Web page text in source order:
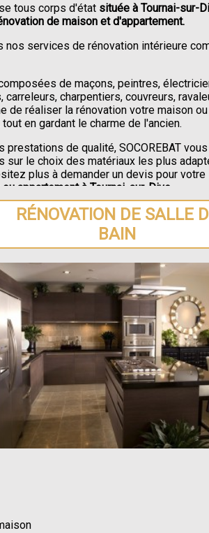
tous corps d'état située à Tournai-sur-
de maison et d'appartement.
nos services de rénovation intérieure
de maçons, peintres,
charpentiers, couvreurs,
de réaliser la rénovation votre maison
en gardant le charme de l'ancien.
de qualité, SOCOREBAT vous
sur le choix des matériaux les plus
plus à demander un devis pour votre
appartement à Tournai-sur-Dive
RÉNOVATION DE SALLE
BAIN